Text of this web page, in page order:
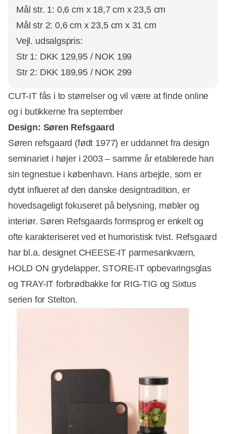
Mål str. 1: 0,6 cm x 18,7 cm x 23,5 cm
Mål str 2: 0,6 cm x 23,5 cm x 31 cm
Vejl. udsalgspris:
Str 1: DKK 129,95 / NOK 199
Str 2: DKK 189,95 / NOK 299
CUT-IT fås i to størrelser og vil være at finde online
og i butikkerne fra september
Design: Søren Refsgaard
Søren refsgaard (født 1977) er uddannet fra design
seminariet i højer i 2003 – samme år etablerede han
sin tegnestue i københavn. Hans arbejde, som er
dybt influeret af den danske designtradition, er
hovedsageligt fokuseret på belysning, møbler og
interiør. Søren Refsgaards formsprog er enkelt og
ofte karakteriseret ved et humoristisk tvist. Refsgaard
har bl.a. designet CHEESE-IT parmesankværn,
HOLD ON grydelapper, STORE-IT opbevaringsglas
og TRAY-IT forbrødbakke for RIG-TIG og Sixtus
serien for Stelton.